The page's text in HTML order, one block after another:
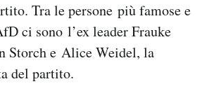
Tra le persone più famose e
ci sono l’ex leader Frauke
Storch e Alice Weidel, la
del partito.